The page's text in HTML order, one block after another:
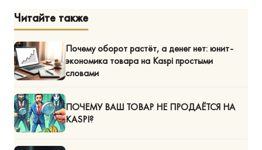
Читайте также
Почему оборот растёт, а денег нет: юнит-
экономика товара на Kaspi простыми
словами
ПОЧЕМУ ВАШ ТОВАР НЕ ПРОДАЁТСЯ НА
KASPI?